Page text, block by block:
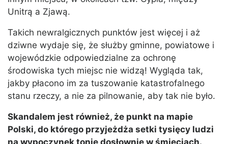
Unitrą a Zjawą.
Takich newralgicznych punktów jest więcej i aż
dziwne wydaje się, że służby gminne, powiatowe i
wojewódzkie odpowiedzialne za ochronę
środowiska tych miejsc nie widzą! Wygląda tak,
jakby płacono im za tuszowanie katastrofalnego
stanu rzeczy, a nie za pilnowanie, aby tak nie było.
Skandalem jest również, że punkt na mapie
Polski, do którego przyjeżdża setki tysięcy ludzi